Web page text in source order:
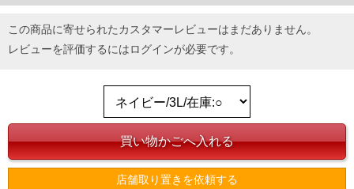
この商品に寄せられたカスタマーレビューはまだありません。
レビューを評価するにはログインが必要です。
店舗取り置きを依頼する